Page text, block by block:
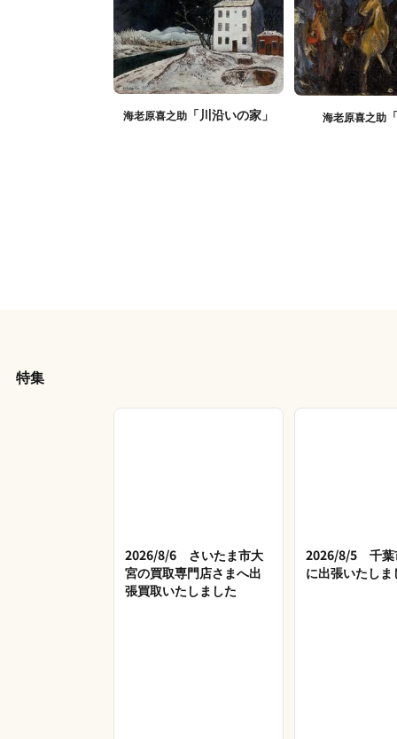
海老原喜之助 「川沿いの家」 海老原喜之助
特集
2026/8/6 さいたま市大
宮の買取専門店さまへ出
張買取いたしました
2026/8/5 千葉
に出張いたしま